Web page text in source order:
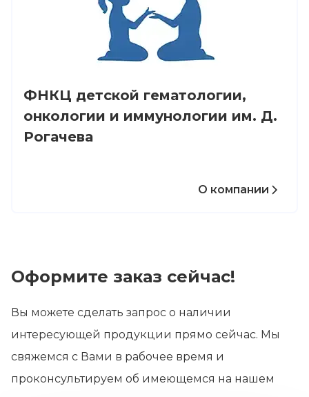
ФНКЦ детской гематологии,
онкологии и иммунологии им. Д.
Рогачева
О компании
Оформите заказ сейчас!
Вы можете сделать запрос о наличии
интересующей продукции прямо сейчас. Мы
свяжемся с Вами в рабочее время и
проконсультируем об имеющемся на нашем